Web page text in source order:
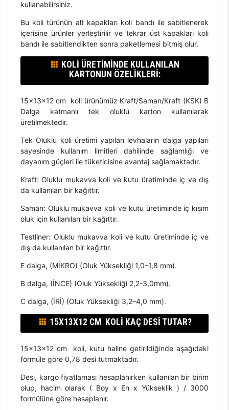
kullanabilirsiniz.
Bu koli türünün alt kapakları koli bandı ile sabitlenerek
içerisine ürünler yerleştirilir ve tekrar üst kapakları koli
bandı ile sabitlendikten sonra paketlemesi bitmiş olur.
KOLI ÜRETIMINDE KULLANILAN
KARTONUN ÖZELIKLERI:
15x13x12 cm koli ürünümüz Kraft/Saman/Kraft (KSK) B
Dalga katmanlı tek oluklu karton kullanılarak
üretilmektedir.
Tek Oluklu koli üretimi yapılan levhaların dalga yapıları
sayesinde kullanım limitleri dahilinde sağlamlığı ve
dayanım güçleri ile tüketicisine avantaj sağlamaktadır.
Kraft: Oluklu mukavva koli ve kutu üretiminde iç ve dış
da kullanılan bir kağıttır.
Saman: Oluklu mukavva koli ve kutu üretiminde iç kısım
oluk için kullanılan bir kağıttır.
Testliner: Oluklu mukavva koli ve kutu üretiminde iç ve
dış da kullanılan bir kağıttır.
E dalga, (MİKRO) (Oluk Yüksekliği 1,0–1,8 mm).
B dalga, (İNCE) (Oluk Yüksekliği 2,2-3,0mm).
C dalga, (İRİ) (Oluk Yüksekliği 3,2–4,0 mm).
15X13X12 CM KOLI KAÇ DESI TUTAR?
15x13x12 cm koli, kutu haline getirildiğinde aşağıdaki
formüle göre 0,78 desi tutmaktadır.
Desi, kargo fiyatlaması hesaplanırken kullanılan bir birim
olup, hacim olarak ( Boy x En x Yükseklik ) / 3000
formülüne göre hesaplanır.